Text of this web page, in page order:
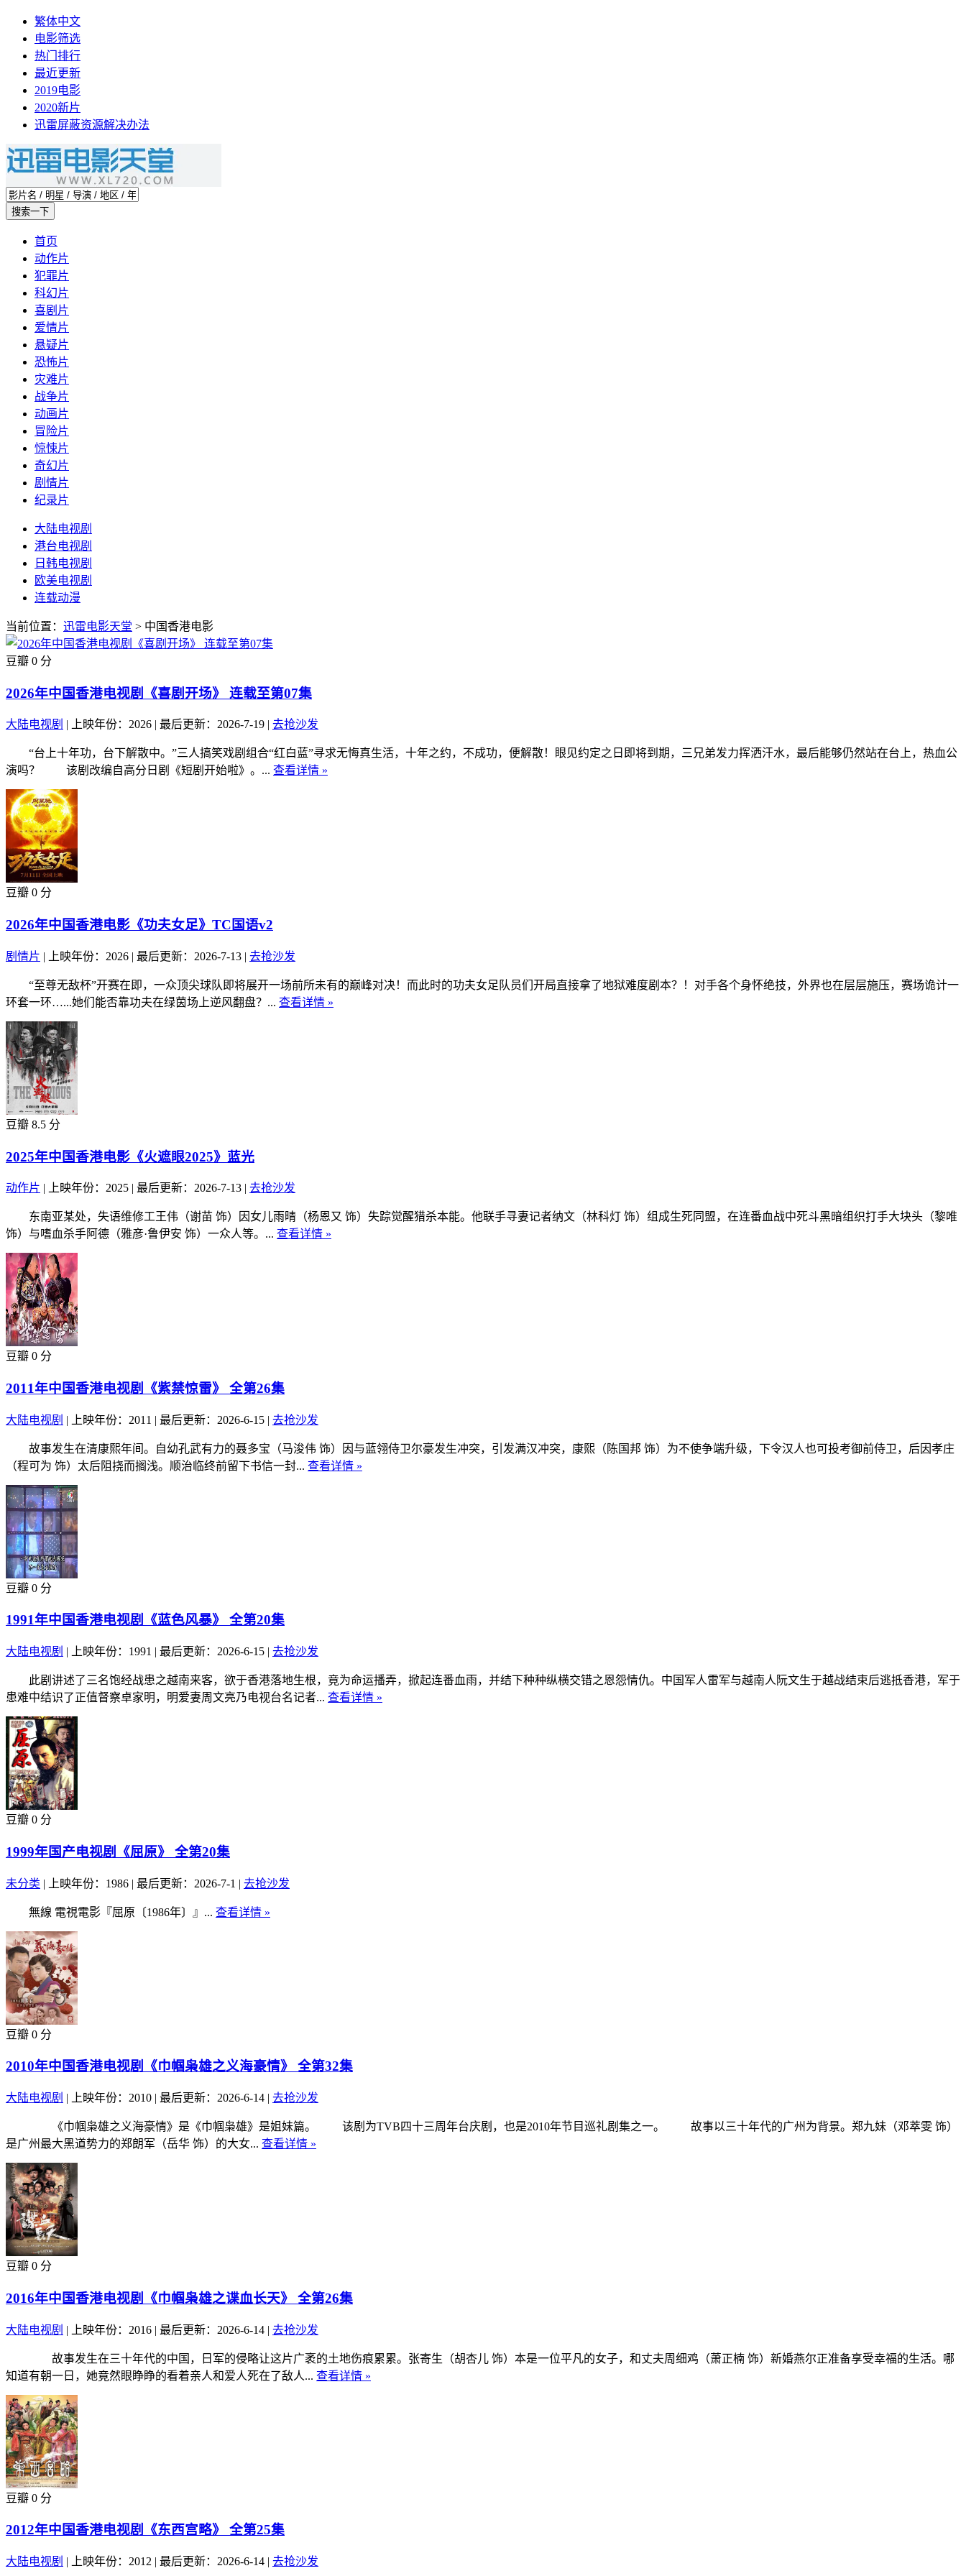
繁体中文
电影筛选
热门排行
最近更新
2019电影
2020新片
迅雷屏蔽资源解决办法
首页
动作片
犯罪片
科幻片
喜剧片
爱情片
悬疑片
恐怖片
灾难片
战争片
动画片
冒险片
惊悚片
奇幻片
剧情片
纪录片
大陆电视剧
港台电视剧
日韩电视剧
欧美电视剧
连载动漫
当前位置： 迅雷电影天堂 > 中国香港电影
豆瓣 0 分
2026年中国香港电视剧《喜剧开场》 连载至第07集
大陆电视剧 | 上映年份：2026 | 最后更新：2026-7-19 | 去抢沙发
“台上十年功，台下解散中。”三人搞笑戏剧组合“红白蓝”寻求无悔真生活，十年之约，不成功，便解散！眼见约定之日即将到期，三兄弟发力挥洒汗水，最后能够仍然站在台上，热血公
演吗？ 该剧改编自高分日剧《短剧开始啦》。... 查看详情 »
豆瓣 0 分
2026年中国香港电影《功夫女足》TC国语v2
剧情片 | 上映年份：2026 | 最后更新：2026-7-13 | 去抢沙发
“至尊无敌杯”开赛在即，一众顶尖球队即将展开一场前所未有的巅峰对决！而此时的功夫女足队员们开局直接拿了地狱难度剧本？！对手各个身怀绝技，外界也在层层施压，赛场诡计一
环套一环…...她们能否靠功夫在绿茵场上逆风翻盘？... 查看详情 »
豆瓣 8.5 分
2025年中国香港电影《火遮眼2025》蓝光
动作片 | 上映年份：2025 | 最后更新：2026-7-13 | 去抢沙发
东南亚某处，失语维修工王伟（谢苗 饰）因女儿雨晴（杨恩又 饰）失踪觉醒猎杀本能。他联手寻妻记者纳文（林科灯 饰）组成生死同盟，在连番血战中死斗黑暗组织打手大块头（黎唯
饰）与嗜血杀手阿德（雅彦·鲁伊安 饰）一众人等。... 查看详情 »
豆瓣 0 分
2011年中国香港电视剧《紫禁惊雷》 全第26集
大陆电视剧 | 上映年份：2011 | 最后更新：2026-6-15 | 去抢沙发
故事发生在清康熙年间。自幼孔武有力的聂多宝（马浚伟 饰）因与蓝翎侍卫尔豪发生冲突，引发满汉冲突，康熙（陈国邦 饰）为不使争端升级，下令汉人也可投考御前侍卫，后因孝庄
（程可为 饰）太后阻挠而搁浅。顺治临终前留下书信一封... 查看详情 »
豆瓣 0 分
1991年中国香港电视剧《蓝色风暴》 全第20集
大陆电视剧 | 上映年份：1991 | 最后更新：2026-6-15 | 去抢沙发
此剧讲述了三名饱经战患之越南来客，欲于香港落地生根，竟为命运播弄，掀起连番血雨，并结下种种纵横交错之恩怨情仇。中国军人雷军与越南人阮文生于越战结束后逃抵香港，军于
患难中结识了正值督察卓家明，明爱妻周文亮乃电视台名记者... 查看详情 »
豆瓣 0 分
1999年国产电视剧《屈原》 全第20集
未分类 | 上映年份：1986 | 最后更新：2026-7-1 | 去抢沙发
無線 電視電影『屈原〔1986年〕』... 查看详情 »
豆瓣 0 分
2010年中国香港电视剧《巾帼枭雄之义海豪情》 全第32集
大陆电视剧 | 上映年份：2010 | 最后更新：2026-6-14 | 去抢沙发
《巾帼枭雄之义海豪情》是《巾帼枭雄》是姐妹篇。 该剧为TVB四十三周年台庆剧，也是2010年节目巡礼剧集之一。 故事以三十年代的广州为背景。郑九妹（邓萃雯 饰）
是广州最大黑道势力的郑朗军（岳华 饰）的大女... 查看详情 »
豆瓣 0 分
2016年中国香港电视剧《巾帼枭雄之谍血长天》 全第26集
大陆电视剧 | 上映年份：2016 | 最后更新：2026-6-14 | 去抢沙发
故事发生在三十年代的中国，日军的侵略让这片广袤的土地伤痕累累。张寄生（胡杏儿 饰）本是一位平凡的女子，和丈夫周细鸡（萧正楠 饰）新婚燕尔正准备享受幸福的生活。哪
知道有朝一日，她竟然眼睁睁的看着亲人和爱人死在了敌人... 查看详情 »
豆瓣 0 分
2012年中国香港电视剧《东西宫略》 全第25集
大陆电视剧 | 上映年份：2012 | 最后更新：2026-6-14 | 去抢沙发